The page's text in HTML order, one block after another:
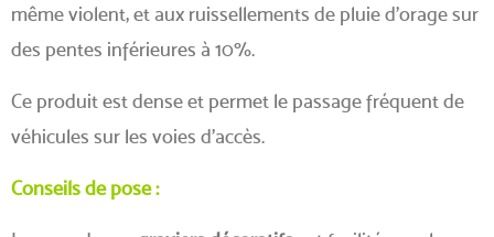
même violent, et aux ruissellements de pluie d'orage sur
des pentes inférieures à 10%.
Ce produit est dense et permet le passage fréquent de
véhicules sur les voies d'accès.
Conseils de pose :